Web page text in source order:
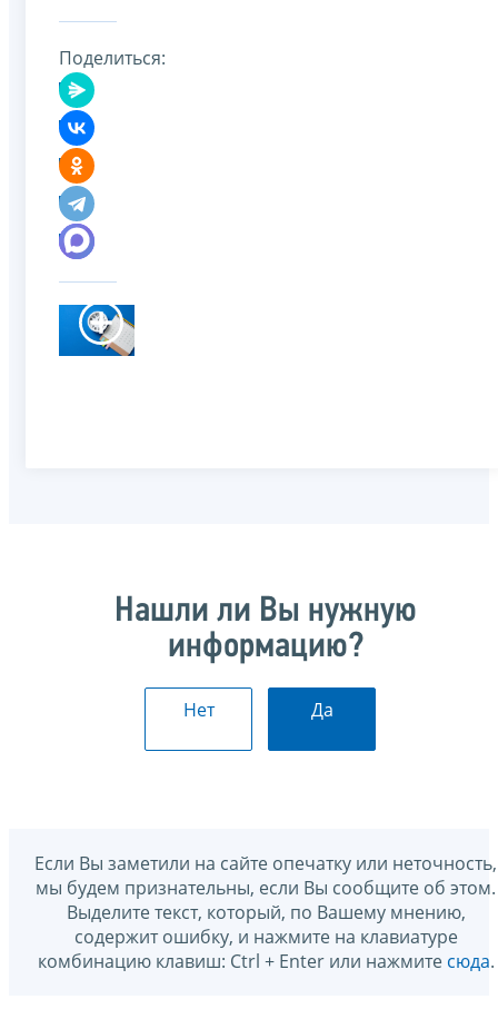
Поделиться:
Нашли ли Вы нужную
информацию?
Нет Да
Если Вы заметили на сайте опечатку или неточность,
мы будем признательны, если Вы сообщите об этом.
Выделите текст, который, по Вашему мнению,
содержит ошибку, и нажмите на клавиатуре
комбинацию клавиш: Ctrl + Enter или нажмите сюда.